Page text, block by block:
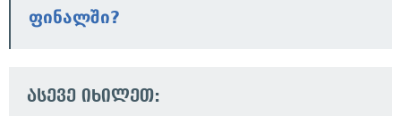
ფინალში?
ასევე იხილეთ: